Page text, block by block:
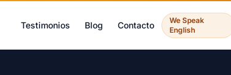
Testimonios Blog Contacto
We Speak
English